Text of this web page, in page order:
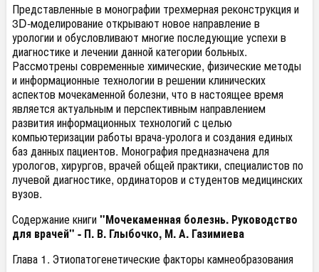
Представленные в монографии трехмерная реконструкция и
3D-моделирование открывают новое направление в
урологии и обусловливают многие последующие успехи в
диагностике и лечении данной категории больных.
Рассмотрены современные химические, физические методы
и информационные технологии в решении клинических
аспектов мочекаменной болезни, что в настоящее время
является актуальным и перспективным направлением
развития информационных технологий с целью
компьютеризации работы врача-уролога и создания единых
баз данных пациентов. Монография предназначена для
урологов, хирургов, врачей общей практики, специалистов по
лучевой диагностике, ординаторов и студентов медицинских
вузов.
Содержание книги"Мочекаменная болезнь. Руководство
для врачей" - П. В. Глыбочко, М. А. Газимиева
Глава 1. Этиопатогенетические факторы камнеобразования